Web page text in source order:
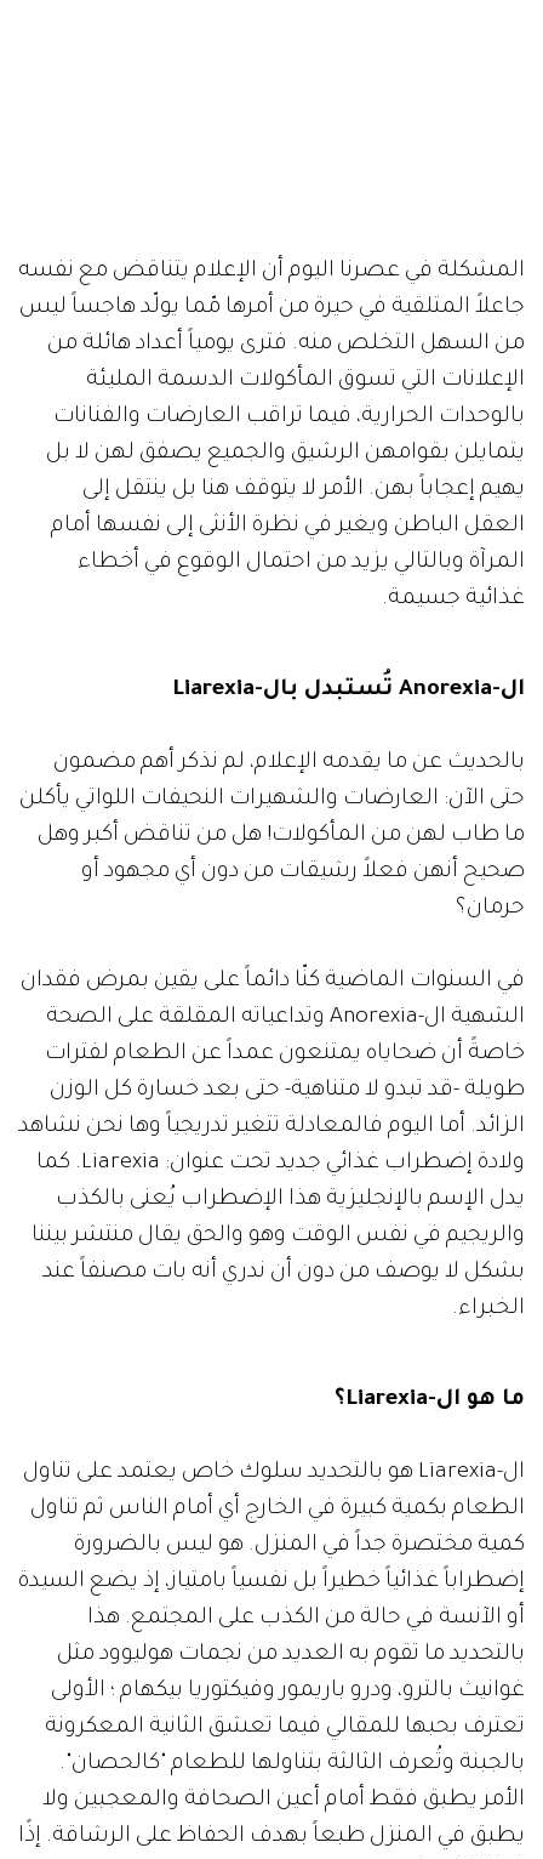
المشكلة في عصرنا اليوم أن الإعلام يتناقض مع نفسه
جاعلاً المتلقية في حيرة من أمرها مّما يولّد هاجساً ليس
من السهل التخلص منه. فترى يومياً أعداد هائلة من
الإعلانات التي تسوق المأكولات الدسمة المليئة
بالوحدات الحرارية، فيما تراقب العارضات والفنانات
يتمايلن بقوامهن الرشيق والجميع يصفق لهن لا بل
يهيم إعجاباً بهن. الأمر لا يتوقف هنا بل ينتقل إلى
العقل الباطن ويغير في نظرة الأنثى إلى نفسها أمام
المرآة وبالتالي يزيد من احتمال الوقوع في أخطاء
غذائية جسيمة.
ال-Anorexia تُستبدل بال-Liarexia
بالحديث عن ما يقدمه الإعلام، لم نذكر أهم مضمون
حتى الآن: العارضات والشهيرات النحيفات اللواتي يأكلن
ما طاب لهن من المأكولات! هل من تناقض أكبر وهل
صحيح أنهن فعلاً رشيقات من دون أي مجهود أو
حرمان؟
في السنوات الماضية كنّا دائماً على يقين بمرض فقدان
الشهية ال-Anorexia وتداعياته المقلقة على الصحة
خاصةً أن ضحاياه يمتنعون عمداً عن الطعام لفترات
طويلة -قد تبدو لا متناهية- حتى بعد خسارة كل الوزن
الزائد. أما اليوم فالمعادلة تتغير تدريجياً وها نحن نشاهد
ولادة إضطراب غذائي جديد تحت عنوان: Liarexia. كما
يدل الإسم بالإنجليزية هذا الإضطراب يُعنى بالكذب
والريجيم في نفس الوقت وهو والحق يقال منتشر بيننا
بشكل لا يوصف من دون أن ندري أنه بات مصنفاً عند
الخبراء.
ما هو ال-Liarexia؟
ال-Liarexia هو بالتحديد سلوك خاص يعتمد على تناول
الطعام بكمية كبيرة في الخارج أي أمام الناس ثم تناول
كمية مختصرة جداً في المنزل. هو ليس بالضرورة
إضطراباً غذائياً خطيراً بل نفسياً بامتياز، إذ يضع السيدة
أو الآنسة في حالة من الكذب على المجتمع. هذا
بالتحديد ما تقوم به العديد من نجمات هوليوود مثل
غوانيث بالترو، ودرو باريمور وفيكتوريا بيكهام ؛ الأولى
تعترف بحبها للمقالي فيما تعشق الثانية المعكرونة
بالجبنة وتُعرف الثالثة بتناولها للطعام "كالحصان".
الأمر يطبق فقط أمام أعين الصحافة والمعجبين ولا
يطبق في المنزل طبعاً بهدف الحفاظ على الرشاقة. إذًا